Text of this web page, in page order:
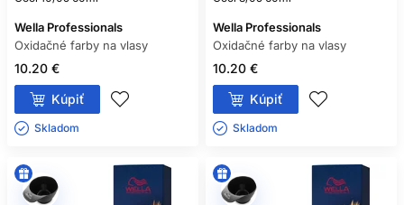
Wella Professionals
Oxidačné farby na vlasy
10.20 €
Kúpiť
Skladom ㅤ
Wella Professionals
Oxidačné farby na vlasy
10.20 €
Kúpiť
Skladom ㅤ